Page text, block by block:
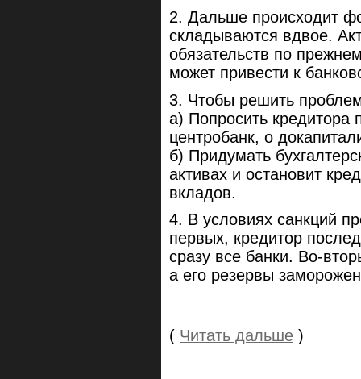
2. Дальше происходит
складываются вдвое.
обязательств по
может привести к
3. Чтобы решить
а) Попросить кредитора
центробанк, о
б) Придумать
активах и остановит
вкладов.
4. В условиях санкций
первых, кредитор
сразу все банки. Во-
а его резервы
( Читать дальше )